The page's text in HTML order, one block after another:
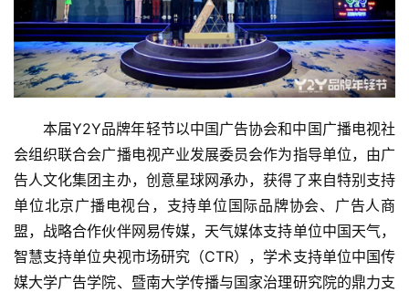
本届Y2Y品牌年轻节以中国广告协会和中国广播电视社
会组织联合会广播电视产业发展委员会作为指导单位，由广
告人文化集团主办，创意星球网承办，获得了来自特别支持
单位北京广播电视台，支持单位国际品牌协会、广告人商
盟，战略合作伙伴网易传媒，天气媒体支持单位中国天气，
智慧支持单位央视市场研究（CTR），学术支持单位中国传
媒大学广告学院、暨南大学传播与国家治理研究院的鼎力支